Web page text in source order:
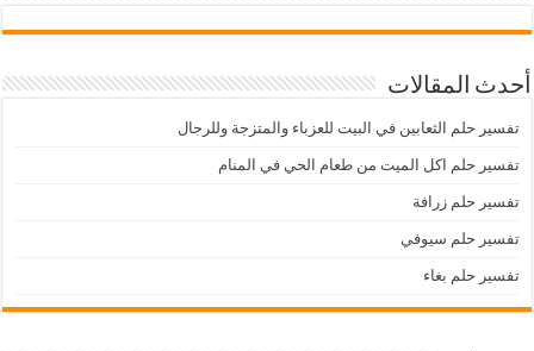
أحدث المقالات
تفسير حلم الثعابين في البيت للعزباء والمتزجة وللرجال
تفسير حلم اكل الميت من طعام الحي في المنام
تفسير حلم زرافة
تفسير حلم سيوفي
تفسير حلم بغاء